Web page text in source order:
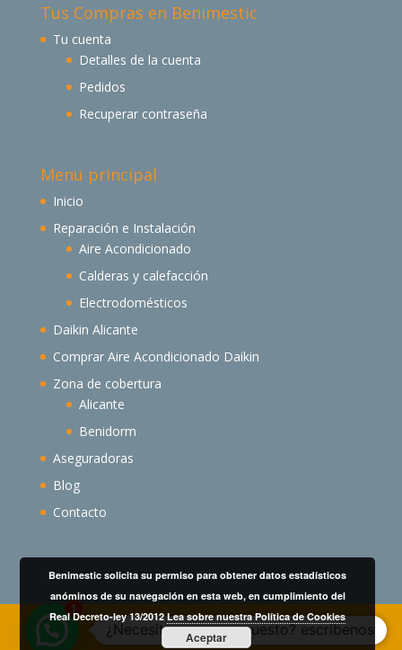
Tus Compras en Benimestic
Tu cuenta
Detalles de la cuenta
Pedidos
Recuperar contraseña
Menu principal
Inicio
Reparación e Instalación
Aire Acondicionado
Calderas y calefacción
Electrodomésticos
Daikin Alicante
Comprar Aire Acondicionado Daikin
Zona de cobertura
Alicante
Benidorm
Aseguradoras
Blog
Contacto
¿Necesitas un presupuesto? escribenos
1
Benimestic solicita su permiso para obtener datos estadísticos
anóminos de su navegación en esta web, en cumplimiento del
Real Decreto-ley 13/2012Lea sobre nuestra Política de Cookies
Aceptar